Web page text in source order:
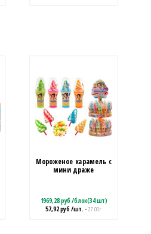
Мороженое карамель с
мини драже
1969,28руб /блок(34 шт)
57,92руб /шт. • 27.00 г